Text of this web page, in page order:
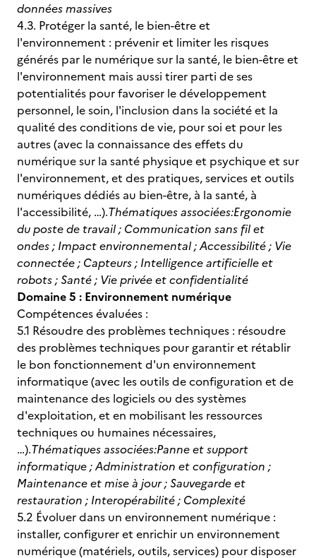
données massives
4.3. Protéger la santé, le bien-être et
l'environnement : prévenir et limiter les risques
générés par le numérique sur la santé, le bien-être et
l'environnement mais aussi tirer parti de ses
potentialités pour favoriser le développement
personnel, le soin, l'inclusion dans la société et la
qualité des conditions de vie, pour soi et pour les
autres (avec la connaissance des effets du
numérique sur la santé physique et psychique et sur
l'environnement, et des pratiques, services et outils
numériques dédiés au bien-être, à la santé, à
l'accessibilité, …).Thématiques associées:Ergonomie
du poste de travail ; Communication sans fil et
ondes ; Impact environnemental ; Accessibilité ; Vie
connectée ; Capteurs ; Intelligence artificielle et
robots ; Santé ; Vie privée et confidentialité
Domaine 5 : Environnement numérique
Compétences évaluées :
5.1 Résoudre des problèmes techniques : résoudre
des problèmes techniques pour garantir et rétablir
le bon fonctionnement d'un environnement
informatique (avec les outils de configuration et de
maintenance des logiciels ou des systèmes
d'exploitation, et en mobilisant les ressources
techniques ou humaines nécessaires,
…).Thématiques associées:Panne et support
informatique ; Administration et configuration ;
Maintenance et mise à jour ; Sauvegarde et
restauration ; Interopérabilité ; Complexité
5.2 Évoluer dans un environnement numérique :
installer, configurer et enrichir un environnement
numérique (matériels, outils, services) pour disposer